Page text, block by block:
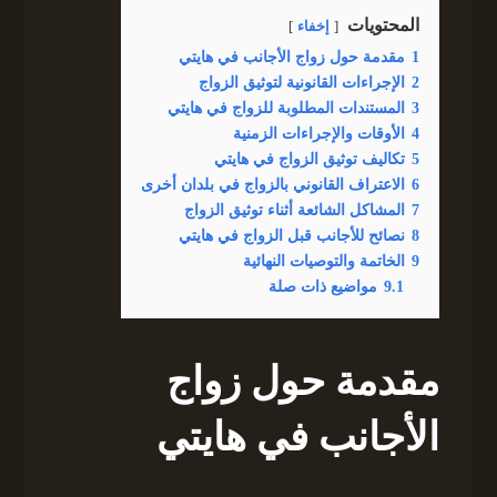
المحتويات إخفاء
1 مقدمة حول زواج الأجانب في هايتي
2
الإجراءات القانونية لتوثيق الزواج
3
المستندات المطلوبة للزواج في هايتي
4
الأوقات والإجراءات الزمنية
5 تكاليف توثيق الزواج في هايتي
6
الاعتراف القانوني بالزواج في بلدان أخرى
7
المشاكل الشائعة أثناء توثيق الزواج
8 نصائح للأجانب قبل الزواج في هايتي
9
الخاتمة والتوصيات النهائية
9.1 مواضيع ذات صلة
مقدمة حول زواج
الأجانب في هايتي